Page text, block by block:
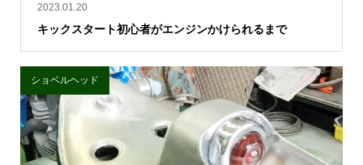
2023.01.20
キックスタート初心者がエンジンかけられるまで
ショベルヘッド